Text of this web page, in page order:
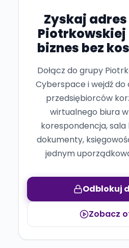
Zyskaj
Piotrkowskiej
biznes bez
Dołącz do grupy
Cyberspace i wejdź do
przedsiębiorców
wirtualnego biura w
korespondencja,
dokumenty,
jednym
Odblokuj
Zobacz